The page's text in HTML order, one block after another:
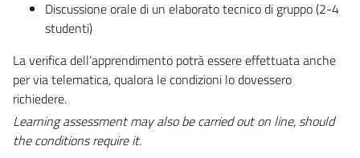
Discussione orale di un elaborato tecnico di gruppo (2-4
studenti)
La verifica dell’apprendimento potrà essere effettuata anche
per via telematica, qualora le condizioni lo dovessero
richiedere.
Learning assessment may also be carried out on line, should
the conditions require it.